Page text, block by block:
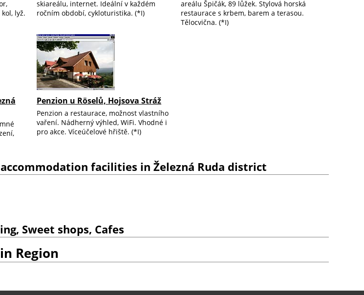
lyž.
skiareálu, internet. Ideální v každém
ročním období, cykloturistika. (*I)
areálu Špičák, 89 lůžek. Stylová horská
restaurace s krbem, barem a terasou.
Tělocvična. (*I)
Penzion u Röselů, Hojsova Stráž
Penzion a restaurace, možnost vlastního
vaření. Nádherný výhled, WiFi. Vhodné i
pro akce. Víceúčelové hřiště. (*I)
facilities in Železná Ruda district
Sweet shops, Cafes
Region